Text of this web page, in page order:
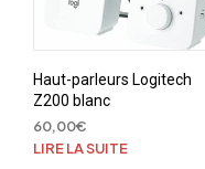
Haut-parleurs Logitech
Z200 blanc
60,00€
LIRE LA SUITE